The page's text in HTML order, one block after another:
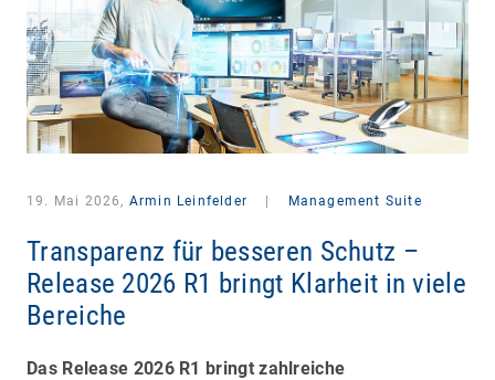
19. Mai 2026, Armin Leinfelder Management Suite
Transparenz für besseren Schutz –
Release 2026 R1 bringt Klarheit in viele
Bereiche
Das Release 2026 R1 bringt zahlreiche